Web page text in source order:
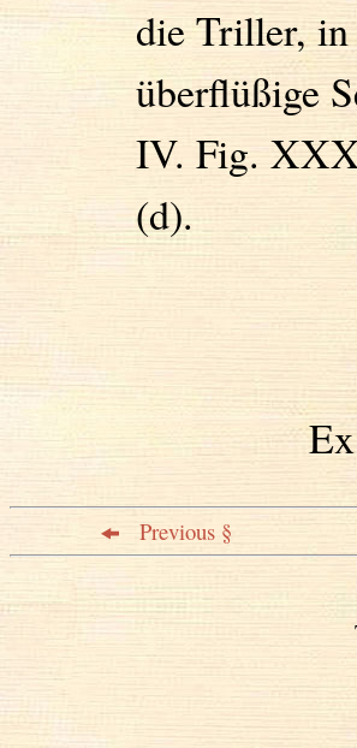
die Triller, in
überflüßige
IV. Fig.
(d).
Previous §